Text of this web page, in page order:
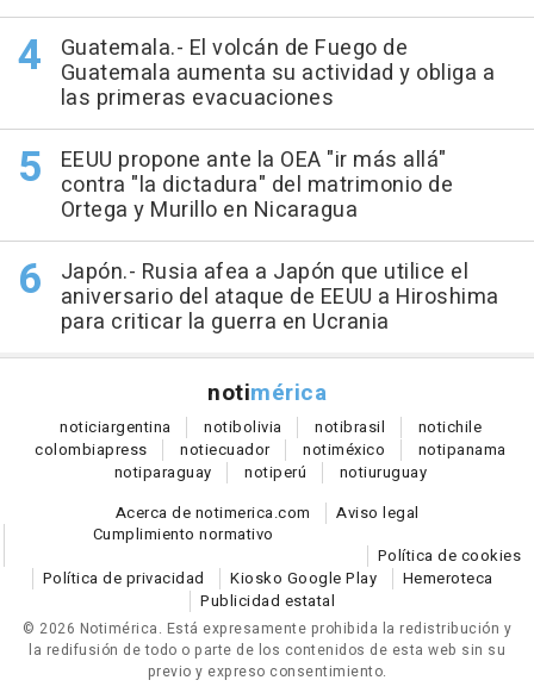
Guatemala.- El volcán de Fuego de
Guatemala aumenta su actividad y obliga a
las primeras evacuaciones
EEUU propone ante la OEA "ir más allá"
contra "la dictadura" del matrimonio de
Ortega y Murillo en Nicaragua
Japón.- Rusia afea a Japón que utilice el
aniversario del ataque de EEUU a Hiroshima
para criticar la guerra en Ucrania
notimérica
noticiargentina notibolivia notibrasil notichile
colombiapress notiecuador notiméxico notipanama
notiparaguay notiperú notiuruguay
Acerca de notimerica.com
Aviso legal
Cumplimiento normativo
Política de cookies
Política de privacidad
Kiosko Google Play
Hemeroteca
Publicidad estatal
© 2026 Notimérica. Está expresamente prohibida la redistribución y
la redifusión de todo o parte de los contenidos de esta web sin su
previo y expreso consentimiento.